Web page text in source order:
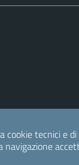
cookie tecnici e
navigazione